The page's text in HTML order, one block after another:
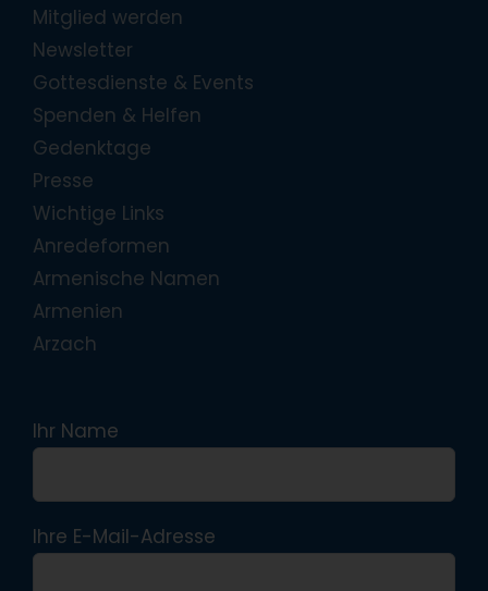
Mitglied werden
Newsletter
Gottesdienste & Events
Spenden & Helfen
Gedenktage
Presse
Wichtige Links
Anredeformen
Armenische Namen
Armenien
Arzach
Ihr Name
Ihre E-Mail-Adresse